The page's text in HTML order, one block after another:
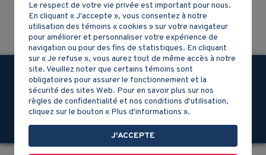
Retour aux vidéos
Le respect de votre vie privée est important pour nous.
En cliquant « J'accepte », vous consentez à notre
utilisation des témoins « cookies » sur votre navigateur
pour améliorer et personnaliser votre expérience de
navigation ou pour des fins de statistiques. En cliquant
sur « Je refuse », vous aurez tout de même accès à notre
site. Veuillez noter que certains témoins sont
obligatoires pour assurer le fonctionnement et la
sécurité des sites Web. Pour en savoir plus sur nos
règles de confidentialité et nos conditions d'utilisation,
cliquez sur le bouton « Plus d'informations ».
J'ACCEPTE